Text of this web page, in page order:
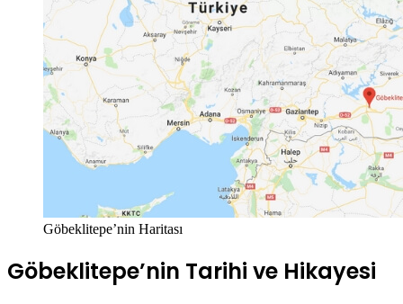
Göbeklitepe’nin Haritası
Göbeklitepe’nin Tarihi ve Hikayesi